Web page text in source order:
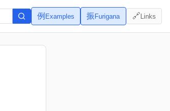
例 Examples 振Furigana 🔗Links